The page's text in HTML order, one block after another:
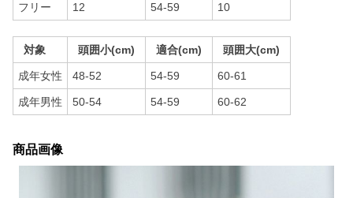
フリー 12 54-59 10
対象 頭囲小(cm) 適合(cm) 頭囲大(cm)
成年女性 48-52 54-59 60-61
成年男性 50-54 54-59 60-62
商品画像